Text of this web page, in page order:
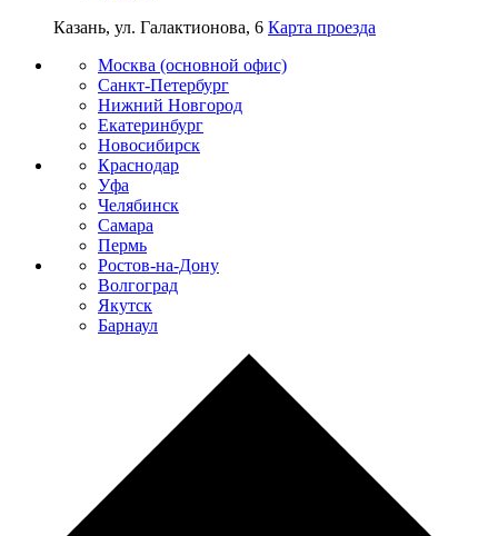
Казань, ул. Галактионова, 6 Карта проезда
Москва (основной офис)
Санкт-Петербург
Нижний Новгород
Екатеринбург
Новосибирск
Краснодар
Уфа
Челябинск
Самара
Пермь
Ростов-на-Дону
Волгоград
Якутск
Барнаул